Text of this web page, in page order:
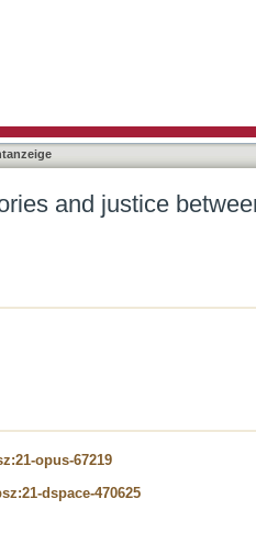
and justice
opus-67219
dspace-470625